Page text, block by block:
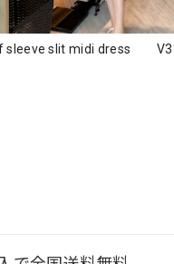
sleeve slit midi dress